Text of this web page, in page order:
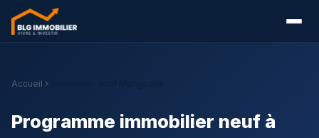
Accueil
Programme immobilier neuf à